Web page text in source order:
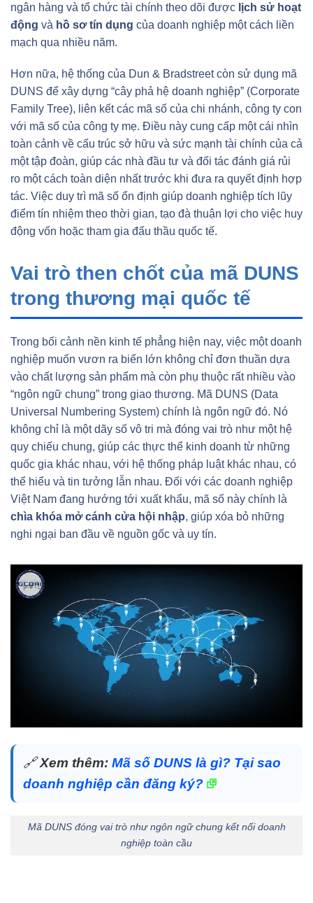
ngân hàng và tổ chức tài chính theo dõi được lịch sử hoạt
động và hồ sơ tín dụng của doanh nghiệp một cách liền
mạch qua nhiều năm.
Hơn nữa, hệ thống của Dun & Bradstreet còn sử dụng mã
DUNS để xây dựng “cây phả hệ doanh nghiệp” (Corporate
Family Tree), liên kết các mã số của chi nhánh, công ty con
với mã số của công ty mẹ. Điều này cung cấp một cái nhìn
toàn cảnh về cấu trúc sở hữu và sức mạnh tài chính của cả
một tập đoàn, giúp các nhà đầu tư và đối tác đánh giá rủi
ro một cách toàn diện nhất trước khi đưa ra quyết định hợp
tác. Việc duy trì mã số ổn định giúp doanh nghiệp tích lũy
điểm tín nhiệm theo thời gian, tạo đà thuận lợi cho việc huy
động vốn hoặc tham gia đấu thầu quốc tế.
Vai trò then chốt của mã DUNS
trong thương mại quốc tế
Trong bối cảnh nền kinh tế phẳng hiện nay, việc một doanh
nghiệp muốn vươn ra biển lớn không chỉ đơn thuần dựa
vào chất lượng sản phẩm mà còn phụ thuộc rất nhiều vào
“ngôn ngữ chung” trong giao thương. Mã DUNS (Data
Universal Numbering System) chính là ngôn ngữ đó. Nó
không chỉ là một dãy số vô tri mà đóng vai trò như một hệ
quy chiếu chung, giúp các thực thể kinh doanh từ những
quốc gia khác nhau, với hệ thống pháp luật khác nhau, có
thể hiểu và tin tưởng lẫn nhau. Đối với các doanh nghiệp
Việt Nam đang hướng tới xuất khẩu, mã số này chính là
chìa khóa mở cánh cửa hội nhập, giúp xóa bỏ những
nghi ngại ban đầu về nguồn gốc và uy tín.
🔗Xem thêm: Mã số DUNS là gì? Tại sao
doanh nghiệp cần đăng ký?
Mã DUNS đóng vai trò như ngôn ngữ chung kết nối doanh
nghiệp toàn cầu